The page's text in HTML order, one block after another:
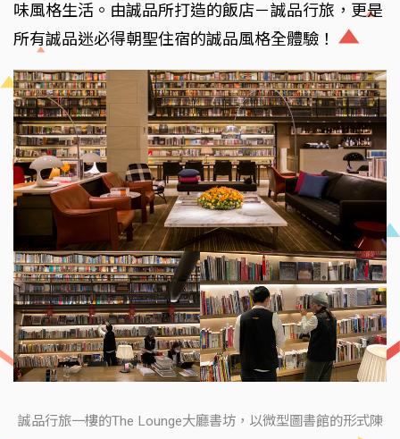
味風格生活。由誠品所打造的飯店－誠品行旅，更是
所有誠品迷必得朝聖住宿的誠品風格全體驗！
誠品行旅一樓的The Lounge大廳書坊，以微型圖書館的形式陳